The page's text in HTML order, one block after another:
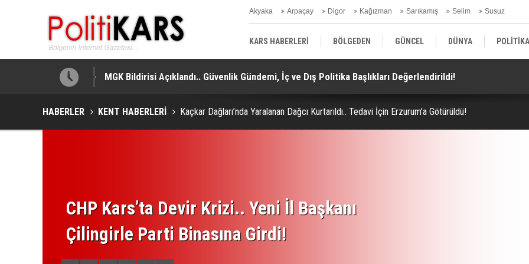
Akyaka Arpaçay Digor Kağızman Sarıkamış Selim Susuz
KARS HABERLERİ BÖLGEDEN GÜNCEL DÜNYA POLİTİKA
EKONOMİ | FİNANS | OTOMOTİV KÜLTÜR | SANAT | MAGAZİN
MGK Bildirisi Açıklandı.. Güvenlik Gündemi, İç ve Dış Politika Başlıkları Değerlendirildi!
HABERLER KENT HABERLERİ Kaçkar Dağları’nda Yaralanan Dağcı Kurtarıldı.. Tedavi İçin Erzurum’a Götürüldü!
CHP Kars’ta Devir Krizi.. Yeni İl Başkanı
Çilingirle Parti Binasına Girdi!